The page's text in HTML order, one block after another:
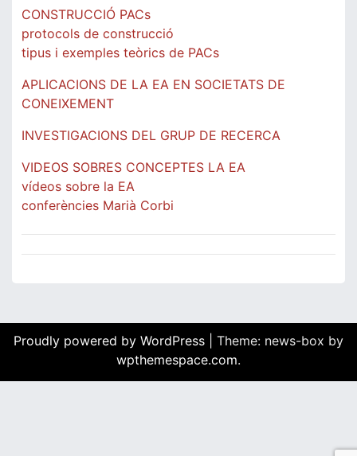
CONSTRUCCIÓ PACs
protocols de construcció
tipus i exemples teòrics de PACs
APLICACIONS DE LA EA EN SOCIETATS DE
CONEIXEMENT
INVESTIGACIONS DEL GRUP DE RECERCA
VIDEOS SOBRES CONCEPTES LA EA
vídeos sobre la EA
conferències Marià Corbi
Proudly powered by WordPress
Theme: news-box by
wpthemespace.com.